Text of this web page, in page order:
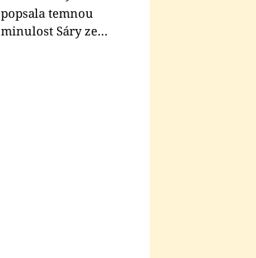
popsala temnou
minulost Sáry ze